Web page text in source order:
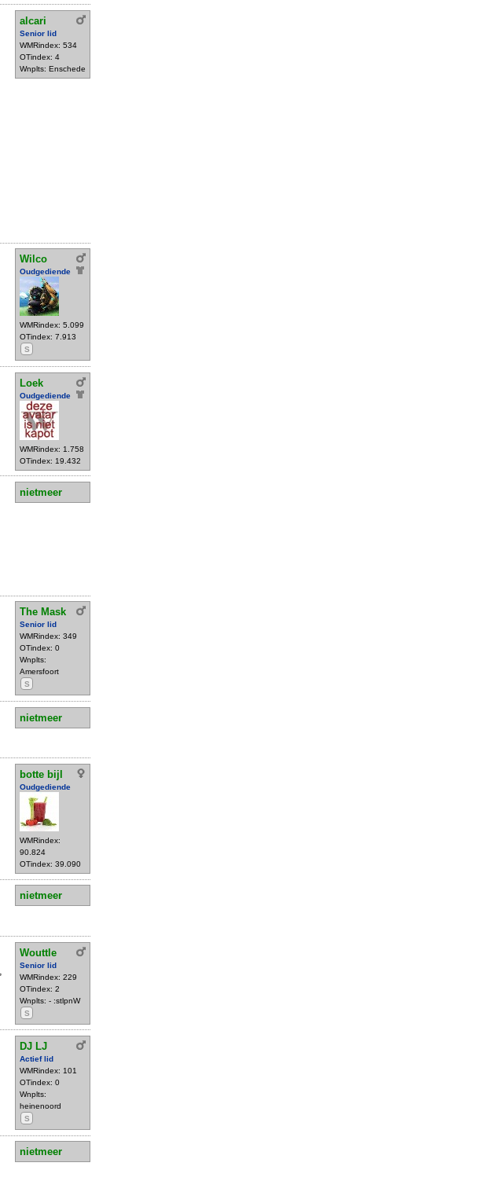
alcari
Senior lid
WMRindex: 534
OTindex: 4
Wnplts: Enschede
Wilco
Oudgediende
WMRindex: 5.099
OTindex: 7.913
S
Loek
Oudgediende
WMRindex: 1.758
OTindex: 19.432
nietmeer
The Mask
Senior lid
WMRindex: 349
OTindex: 0
Wnplts:
Amersfoort
S
nietmeer
botte bijl
Oudgediende
WMRindex:
90.824
OTindex: 39.090
nietmeer
Wouttle
Senior lid
WMRindex: 229
OTindex: 2
Wnplts: - :stlpnW
S
DJ LJ
Actief lid
WMRindex: 101
OTindex: 0
Wnplts:
heinenoord
S
nietmeer